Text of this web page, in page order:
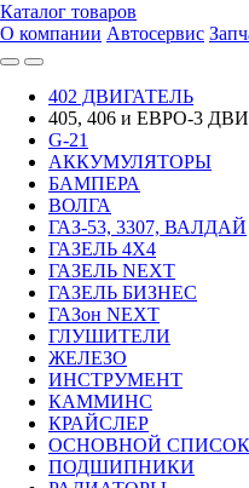
Каталог товаров
О компании Автосервис
402 ДВИГАТЕЛЬ
405, 406 и ЕВРО-3
G-21
АККУМУЛЯТОРЫ
БАМПЕРА
ВОЛГА
ГАЗ-53, 3307, ВАЛДАЙ
ГАЗЕЛЬ 4Х4
ГАЗЕЛЬ NEXT
ГАЗЕЛЬ БИЗНЕС
ГАЗон NEXT
ГЛУШИТЕЛИ
ЖЕЛЕЗО
ИНСТРУМЕНТ
КАММИНС
КРАЙСЛЕР
ОСНОВНОЙ СПИСОК
ПОДШИПНИКИ